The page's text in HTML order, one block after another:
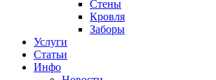
Стены
Кровля
Заборы
Услуги
Статьи
Инфо